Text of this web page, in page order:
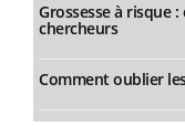
Grossesse à risque
chercheurs
Comment oublier